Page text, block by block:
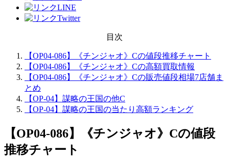
目次
【OP04-086】《チンジャオ》Cの値段推移チャート
【OP04-086】《チンジャオ》Cの高額買取情報
【OP04-086】《チンジャオ》Cの販売値段相場7店舗ま
とめ
【OP-04】謀略の王国の他C
【OP-04】謀略の王国の当たり高額ランキング
【OP04-086】《チンジャオ》Cの値段
推移チャート